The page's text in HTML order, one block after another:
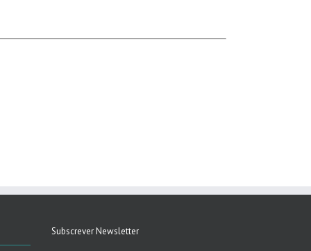
Subscrever Newsletter